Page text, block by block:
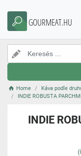
GOURMEAT.HU
Home Káva podle
INDIE ROBUSTA
INDIE